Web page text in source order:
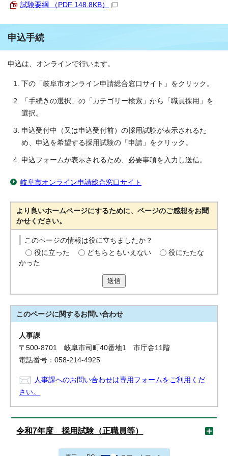
試験要綱 （PDF 148.8KB）
申込手続
申込は、オンラインで行います。
下の「岐阜市オンライン申請総合窓口サイト」をクリック。
「手続きの選択」の「カテゴリー検索」から「職員採用」を
選択。
申込受付中（又は申込受付前）の採用試験が表示されるた
め、申込を希望する採用試験の「申請」をクリック。
申込フォームが表示されるため、必要事項を入力し送信。
岐阜市オンライン申請総合窓口サイト
より良いホームページにするために、ページのご感想をお聞
かせください。
このページの情報は役に立ちましたか？
役に立った
どちらともいえない
役にたたな
かった
送信
このページに関するお問い合わせ
人事課
〒500-8701 岐阜市司町40番地1 市庁舎11階
電話番号：058-214-4925
人事課へのお問い合わせは専用フォームをご利用くだ
さい。
令和7年度 採用試験（正職員等）